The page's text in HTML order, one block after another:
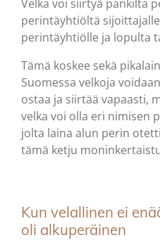
Velka voi siirtyä pankilta
perintäyhtiöltä
perintäyhtiölle ja lopulta
Tämä koskee sekä
Suomessa velkoja
ostaa ja siirtää vapaasti,
velka voi olla eri nimisen
jolta laina alun perin
tämä ketju
Kun velallinen ei
oli alkuperäinen